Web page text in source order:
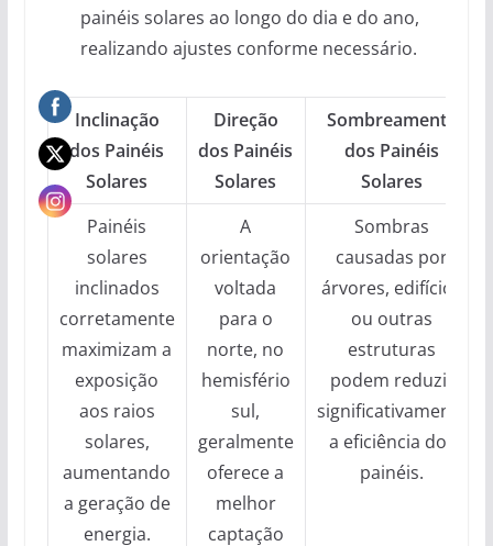
painéis solares ao longo do dia e do ano,
realizando ajustes conforme necessário.
Inclinação
dos Painéis
Solares
Direção
dos Painéis
Solares
Sombreamento
dos Painéis
Solares
Painéis
solares
inclinados
corretamente
maximizam a
exposição
aos raios
solares,
aumentando
a geração de
energia.
A
orientação
voltada
para o
norte, no
hemisfério
sul,
geralmente
oferece a
melhor
captação
Sombras
causadas por
árvores, edifícios
ou outras
estruturas
podem reduzir
significativamente
a eficiência dos
painéis.